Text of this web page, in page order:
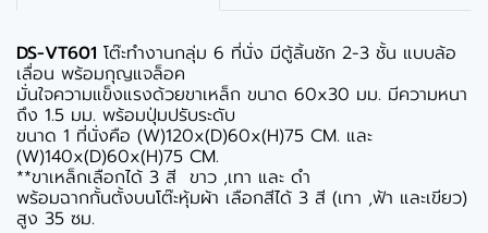
DS-VT601 โต๊ะทำงานกลุ่ม 6 ที่นั่ง มีตู้ลิ้นชัก 2-3 ชั้น แบบล้อ
เลื่อน พร้อมกุญแจล็อค
มั่นใจความแข็งแรงด้วยขาเหล็ก ขนาด 60x30 มม. มีความหนา
ถึง 1.5 มม. พร้อมปุ่มปรับระดับ
ขนาด 1 ที่นั่งคือ (W)120x(D)60x(H)75 CM. และ
(W)140x(D)60x(H)75 CM.
**ขาเหล็กเลือกได้ 3 สี ขาว ,เทา และ ดำ
พร้อมฉากกั้นตั้งบนโต๊ะหุ้มผ้า เลือกสีได้ 3 สี (เทา ,ฟ้า และเขียว)
สูง 35 ซม.